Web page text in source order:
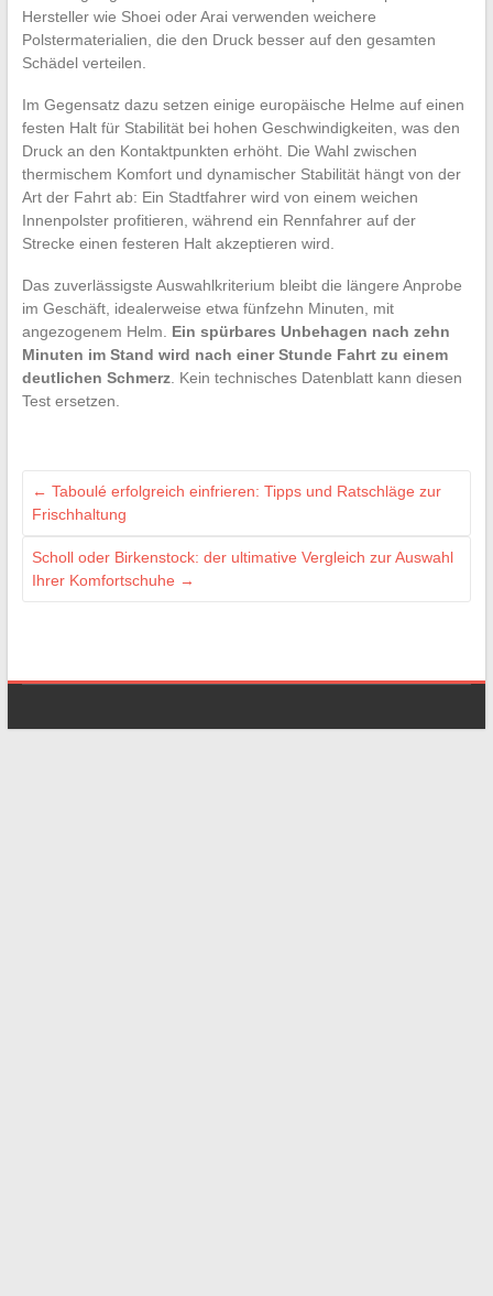
Hersteller wie Shoei oder Arai verwenden weichere
Polstermaterialien, die den Druck besser auf den gesamten
Schädel verteilen.
Im Gegensatz dazu setzen einige europäische Helme auf einen
festen Halt für Stabilität bei hohen Geschwindigkeiten, was den
Druck an den Kontaktpunkten erhöht. Die Wahl zwischen
thermischem Komfort und dynamischer Stabilität hängt von der
Art der Fahrt ab: Ein Stadtfahrer wird von einem weichen
Innenpolster profitieren, während ein Rennfahrer auf der
Strecke einen festeren Halt akzeptieren wird.
Das zuverlässigste Auswahlkriterium bleibt die längere Anprobe
im Geschäft, idealerweise etwa fünfzehn Minuten, mit
angezogenem Helm. Ein spürbares Unbehagen nach zehn
Minuten im Stand wird nach einer Stunde Fahrt zu einem
deutlichen Schmerz. Kein technisches Datenblatt kann diesen
Test ersetzen.
← Taboulé erfolgreich einfrieren: Tipps und Ratschläge zur
Frischhaltung
Scholl oder Birkenstock: der ultimative Vergleich zur Auswahl
Ihrer Komfortschuhe →